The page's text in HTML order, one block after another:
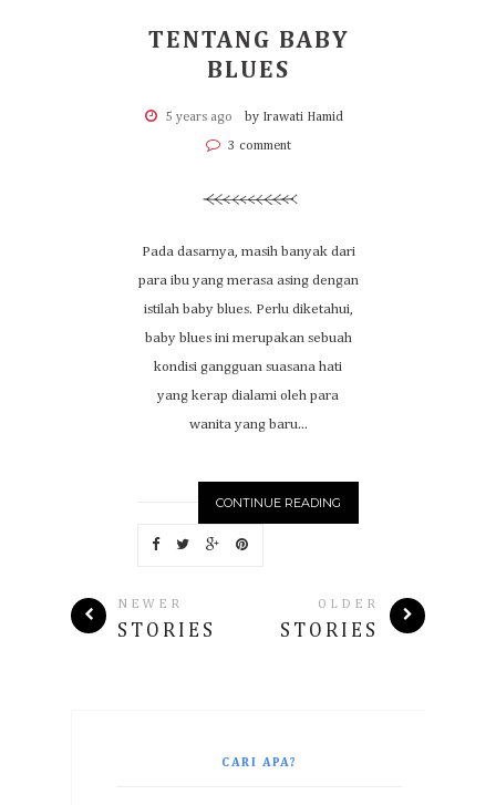
TENTANG BABY
BLUES
5 years ago by Irawati Hamid
3 comment
Pada dasarnya, masih banyak dari
para ibu yang merasa asing dengan
istilah baby blues. Perlu diketahui,
baby blues ini merupakan sebuah
kondisi gangguan suasana hati
yang kerap dialami oleh para
wanita yang baru...
CONTINUE READING
NEWER
STORIES
OLDER
STORIES
CARI APA?